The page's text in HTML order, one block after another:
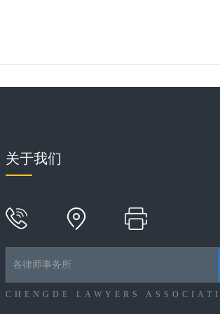
关于我们
CHENGDE LAWYERS